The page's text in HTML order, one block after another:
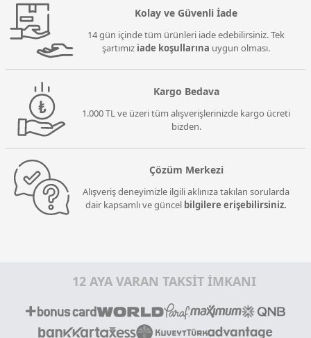
Kolay ve Güvenli İade
14 gün içinde tüm ürünleri iade edebilirsiniz. Tek
şartımız iade koşullarına uygun olması.
Kargo Bedava
1.000 TL ve üzeri tüm alışverişlerinizde kargo ücreti
bizden.
Çözüm Merkezi
Alışveriş deneyimizle ilgili aklınıza takılan sorularda
dair kapsamlı ve güncel bilgilere erişebilirsiniz.
12 AYA VARAN TAKSİT İMKANI